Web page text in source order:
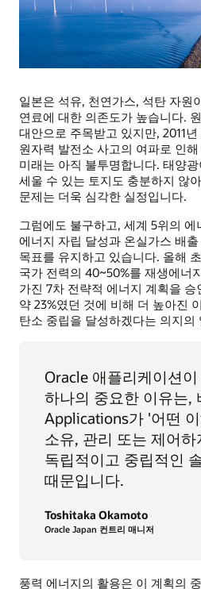
일본은 석유, 천연가스, 석탄 자원
연료에 대한 의존도가 높습니다.
대안으로 주목받고 있지만, 2011
원자력 발전소 사고의 여파로 인
미래는 아직 불투명합니다. 태양
세울 수 있는 토지도 충분하지 않
문제는 더욱 심각한 실정입니다.
그럼에도 불구하고, 세계 5위의
에너지 자립 달성과 온실가스 배
목표를 유지하고 있습니다. 올해
국가 전력의 40~50%를 재생에너
가진 7차 전략적 에너지 계획을
약 23%였던 것에 비해 더 높아진
탄소 중립을 달성하겠다는 의지의
Oracle 애플리케이션
하나의 중요한 이유는,
Applications가 '어떤
소유, 관리 또는 제어하
독립적이고 중립적인
때문입니다.
Toshitaka Okamoto
Oracle Japan 컨트리 매니저
풍력 에너지의 활용은 이 계획의